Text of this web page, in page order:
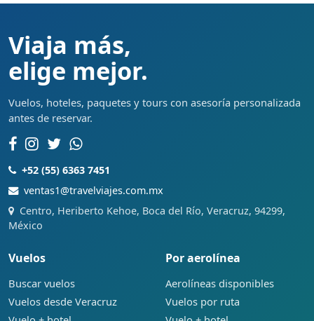
Viaja más,
elige mejor.
Vuelos, hoteles, paquetes y tours con asesoría personalizada
antes de reservar.
+52 (55) 6363 7451
ventas1@travelviajes.com.mx
Centro, Heriberto Kehoe, Boca del Río, Veracruz, 94299,
México
Vuelos
Buscar vuelos
Vuelos desde Veracruz
Por aerolínea
Aerolíneas disponibles
Vuelos por ruta